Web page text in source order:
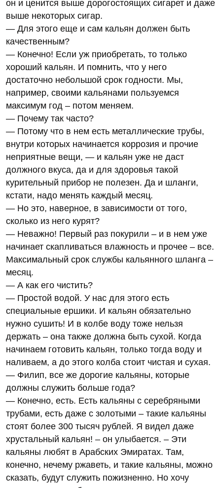
он и ценится выше дорогостоящих сигарет и даже
выше некоторых сигар.
— Для этого еще и сам кальян должен быть
качественным?
— Конечно! Если уж приобретать, то только
хороший кальян. И помнить, что у него
достаточно небольшой срок годности. Мы,
например, своими кальянами пользуемся
максимум год – потом меняем.
— Почему так часто?
— Потому что в нем есть металлические трубы,
внутри которых начинается коррозия и прочие
неприятные вещи, — и кальян уже не даст
должного вкуса, да и для здоровья такой
курительный прибор не полезен. Да и шланги,
кстати, надо менять каждый месяц.
— Но это, наверное, в зависимости от того,
сколько из него курят?
— Неважно! Первый раз покурили – и в нем уже
начинает скапливаться влажность и прочее – все.
Максимальный срок службы кальянного шланга –
месяц.
— А как его чистить?
— Простой водой. У нас для этого есть
специальные ершики. И кальян обязательно
нужно сушить! И в колбе воду тоже нельзя
держать – она также должна быть сухой. Когда
начинаем готовить кальян, только тогда воду и
наливаем, а до этого колба стоит чистая и сухая.
— Филип, все же дорогие кальяны, которые
должны служить больше года?
— Конечно, есть. Есть кальяны с серебряными
трубами, есть даже с золотыми – такие кальяны
стоят более 300 тысяч рублей. Я видел даже
хрустальный кальян! – он улыбается. – Эти
кальяны любят в Арабских Эмиратах. Там,
конечно, нечему ржаветь, и такие кальяны, можно
сказать, будут служить пожизненно. Но хочу